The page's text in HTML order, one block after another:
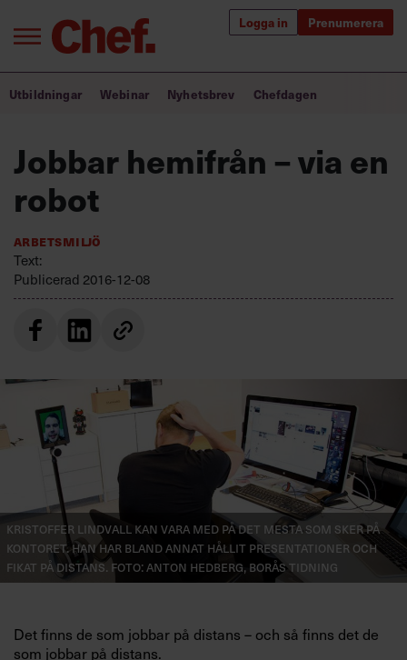
Logga in Prenumerera
Annonsera
Kontakta oss
Kundservice
Villkor och policy för
personuppgiftsbehandling
Sök
efter:
Bra ledare förändrar världen
Utbildning för ledare
Chefakademin+
Utbildningar Webinar Nyhetsbrev Chefdagen
Jobbar hemifrån – via en
robot
Arbetsmiljö
Text:
Publicerad 2016-12-08
Kristoffer Lindvall kan vara med på det mesta som sker på
kontoret. Han har bland annat hållit presentationer och
fikat på distans. Foto: Anton Hedberg, Borås Tidning
Det finns de som jobbar på distans – och så finns det de
som jobbar på distans.